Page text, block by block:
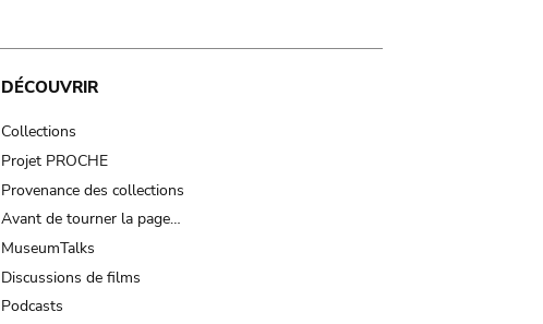
DÉCOUVRIR
Collections
Projet PROCHE
Provenance des collections
Avant de tourner la page…
MuseumTalks
Discussions de films
Podcasts